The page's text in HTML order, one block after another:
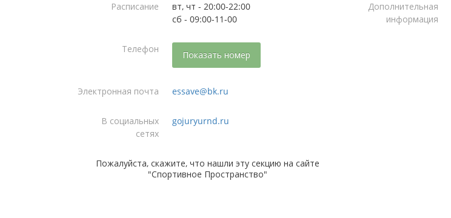
Расписание
вт, чт - 20:00-22:00
сб - 09:00-11-00
Телефон
Показать номер
Электронная почта essave@bk.ru
В социальных
сетях
gojuryurnd.ru
Пожалуйста, скажите, что нашли эту секцию на сайте
"Спортивное Пространство"
Дополнительная
информация